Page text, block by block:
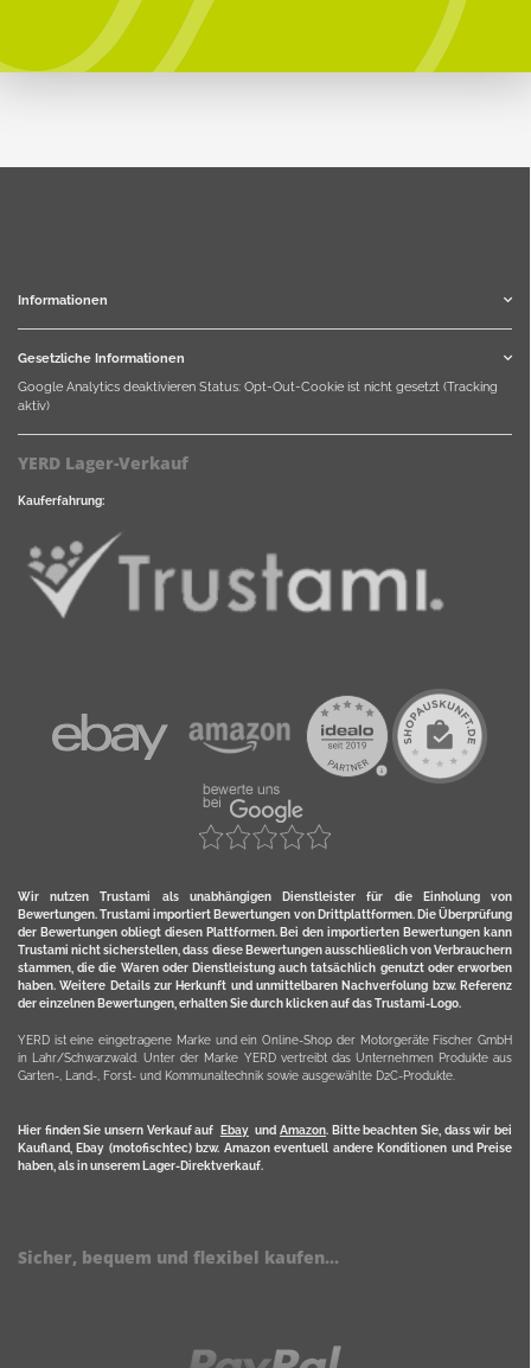
Informationen
Gesetzliche Informationen
Google Analytics deaktivieren Status: Opt-Out-Cookie ist nicht gesetzt (Tracking
aktiv)
YERD Lager-Verkauf
Kauferfahrung:
Wir nutzen Trustami als unabhängigen Dienstleister für die Einholung von
Bewertungen. Trustami importiert Bewertungen von Drittplattformen. Die Überprüfung
der Bewertungen obliegt diesen Plattformen. Bei den importierten Bewertungen kann
Trustami nicht sicherstellen, dass diese Bewertungen ausschließlich von Verbrauchern
stammen, die die Waren oder Dienstleistung auch tatsächlich genutzt oder erworben
haben. Weitere Details zur Herkunft und unmittelbaren Nachverfolung bzw. Referenz
der einzelnen Bewertungen, erhalten Sie durch klicken auf das Trustami-Logo.
YERD ist eine eingetragene Marke und ein Online-Shop der Motorgeräte Fischer GmbH
in Lahr/Schwarzwald. Unter der Marke YERD vertreibt das Unternehmen Produkte aus
Garten-, Land-, Forst- und Kommunaltechnik sowie ausgewählte D2C-Produkte.
Hier finden Sie unsern Verkauf auf Ebayund Amazon. Bitte beachten Sie, dass wir bei
Kaufland, Ebay (motofischtec) bzw. Amazon eventuell andere Konditionen und Preise
haben, als in unserem Lager-Direktverkauf.
Sicher, bequem und flexibel kaufen...